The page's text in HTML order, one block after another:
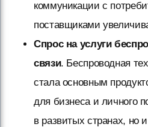
коммуникации с
поставщиками
Спрос на услуги
связи. Беспроводная
стала основным
для бизнеса и личного
в развитых странах, но и